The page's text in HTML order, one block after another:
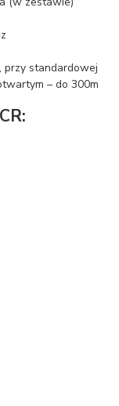
przy standardowej
– do 300m